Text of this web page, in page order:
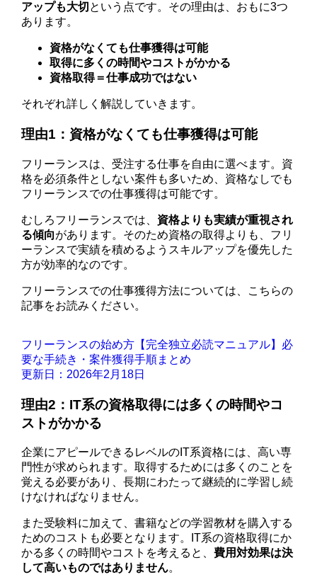
アップも大切 という点です。その理由は、おもに3つ
あります。
資格がなくても仕事獲得は可能
取得に多くの時間やコストがかかる
資格取得＝仕事成功ではない
それぞれ詳しく解説していきます。
理由1：資格がなくても仕事獲得は可能
フリーランスは、受注する仕事を自由に選べます。資
格を必須条件としない案件も多いため、資格なしでも
フリーランスでの仕事獲得は可能です。
むしろフリーランスでは、 資格よりも実績が重視され
る傾向があります。そのため資格の取得よりも、フリ
ーランスで実績を積めるようスキルアップを優先した
方が効率的なのです。
フリーランスでの仕事獲得方法については、こちらの
記事をお読みください。
フリーランスの始め方【完全独立必読マニュアル】必
要な手続き・案件獲得手順まとめ
更新日：2026年2月18日
理由2：IT系の資格取得には多くの時間やコ
ストがかかる
企業にアピールできるレベルのIT系資格には、高い専
門性が求められます。取得するためには多くのことを
覚える必要があり、長期にわたって継続的に学習し続
けなければなりません。
また受験料に加えて、書籍などの学習教材を購入する
ためのコストも必要となります。IT系の資格取得にか
かる多くの時間やコストを考えると、費用対効果は決
して高いものではありません。